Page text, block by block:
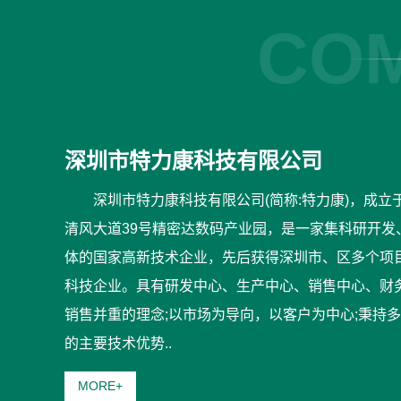
深圳市特力康科技有限公司
深圳市特力康科技有限公司(简称:特力康)，成
清风大道39号精密达数码产业园，是一家集科研开
体的国家高新技术企业，先后获得深圳市、区多个
科技企业。具有研发中心、生产中心、销售中心、
销售并重的理念;以市场为导向，以客户为中心;秉持
的主要技术优势..
MORE+